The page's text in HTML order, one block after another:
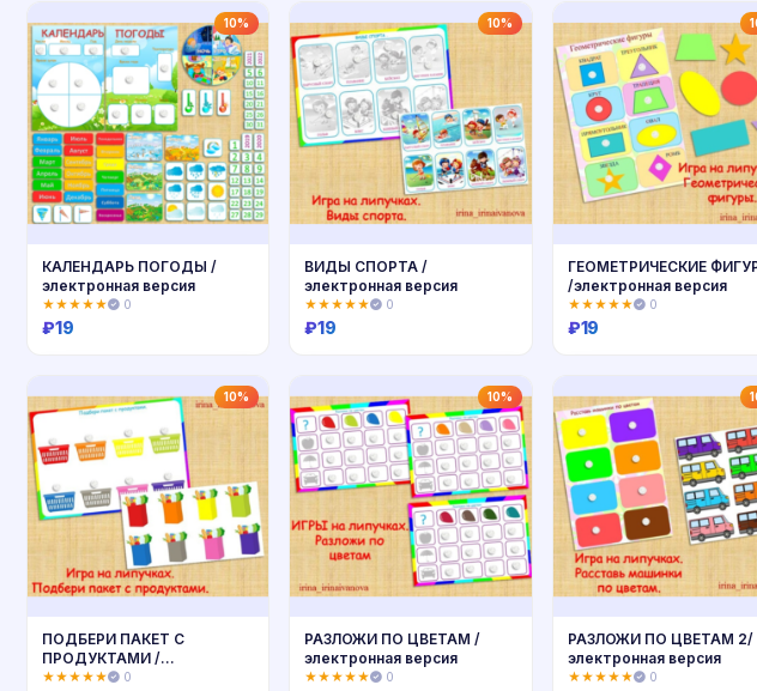
10%
КАЛЕНДАРЬ ПОГОДЫ /
электронная версия
★★★★★ 0
₽19
10%
ВИДЫ СПОРТА /
электронная версия
★★★★★ 0
₽19
ГЕОМЕТРИЧЕСКИЕ
/электронная версия
★★★★★ 0
₽19
10%
ПОДБЕРИ ПАКЕТ С
ПРОДУКТАМИ /
электронная версия
★★★★★ 0
10%
РАЗЛОЖИ ПО ЦВЕТАМ /
электронная версия
★★★★★ 0
РАЗЛОЖИ ПО ЦВЕТАМ 2/
электронная версия
★★★★★ 0